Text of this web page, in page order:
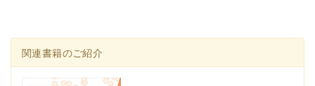
関連書籍のご紹介